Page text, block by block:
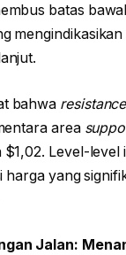
batas
bahwa resistance
area
$1,02. Level-level
harga yang
Jalan: